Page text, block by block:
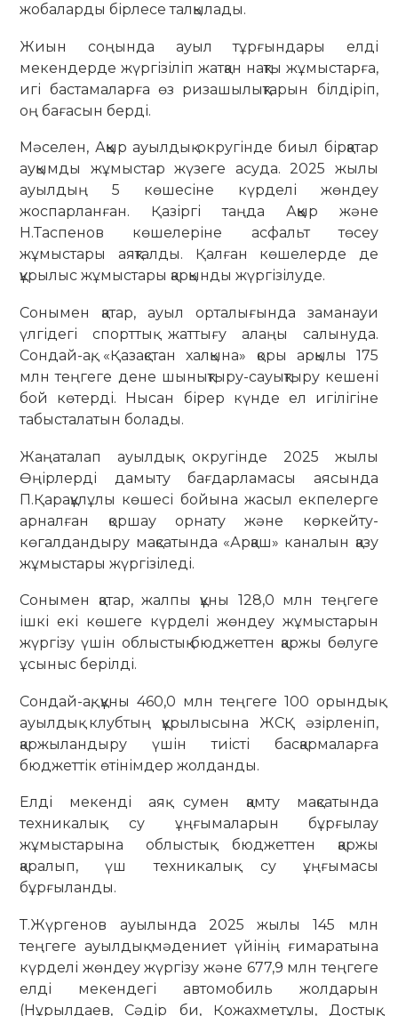
жобаларды бірлесе талқылады.
Жиын соңында ауыл тұрғындары елді
мекендерде жүргізіліп жатқан нақты жұмыстарға,
игі бастамаларға өз ризашылықтарын білдіріп,
оң бағасын берді.
Мәселен, Аққыр ауылдық округінде биыл бірқатар
ауқымды жұмыстар жүзеге асуда. 2025 жылы
ауылдың 5 көшесіне күрделі жөндеу
жоспарланған. Қазіргі таңда Аққыр және
Н.Таспенов көшелеріне асфальт төсеу
жұмыстары аяқталды. Қалған көшелерде де
құрылыс жұмыстары қарқынды жүргізілуде.
Сонымен қатар, ауыл орталығында заманауи
үлгідегі спорттық жаттығу алаңы салынуда.
Сондай-ақ, «Қазақстан халқына» қоры арқылы 175
млн теңгеге дене шынықтыру-сауықтыру кешені
бой көтерді. Нысан бірер күнде ел игілігіне
табысталатын болады.
Жаңаталап ауылдық округінде 2025 жылы
Өңірлерді дамыту бағдарламасы аясында
П.Қарақұлұлы көшесі бойына жасыл екпелерге
арналған қоршау орнату және көркейту-
көгалдандыру мақсатында «Арқаш» каналын қазу
жұмыстары жүргізіледі.
Сонымен қатар, жалпы құны 128,0 млн теңгеге
ішкі екі көшеге күрделі жөндеу жұмыстарын
жүргізу үшін облыстық бюджеттен қаржы бөлуге
ұсыныс берілді.
Сондай-ақ, құны 460,0 млн теңгеге 100 орындық
ауылдық клубтың құрылысына ЖСҚ әзірленіп,
қаржыландыру үшін тиісті басқармаларға
бюджеттік өтінімдер жолданды.
Елді мекенді аяқ сумен қамту мақсатында
техникалық су ұңғымаларын бұрғылау
жұмыстарына облыстық бюджеттен қаржы
қаралып, үш техникалық су ұңғымасы
бұрғыланды.
Т.Жүргенов ауылында 2025 жылы 145 млн
теңгеге ауылдық мәдениет үйінің ғимаратына
күрделі жөндеу жүргізу және 677,9 млн теңгеге
елді мекендегі автомобиль жолдарын
(Нұрылдаев, Сәдір би, Қожахметұлы, Достық,